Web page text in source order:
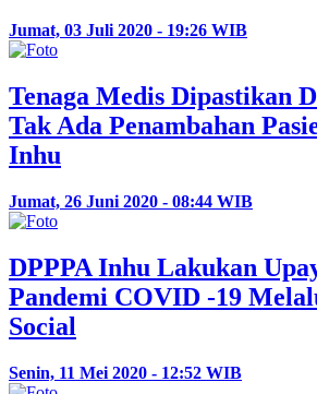
Jumat, 03 Juli 2020 - 19:26 WIB
Tenaga Medis Dipastikan
Tak Ada Penambahan
Inhu
Jumat, 26 Juni 2020 - 08:44 WIB
DPPPA Inhu Lakukan
Pandemi COVID -19
Social
Senin, 11 Mei 2020 - 12:52 WIB